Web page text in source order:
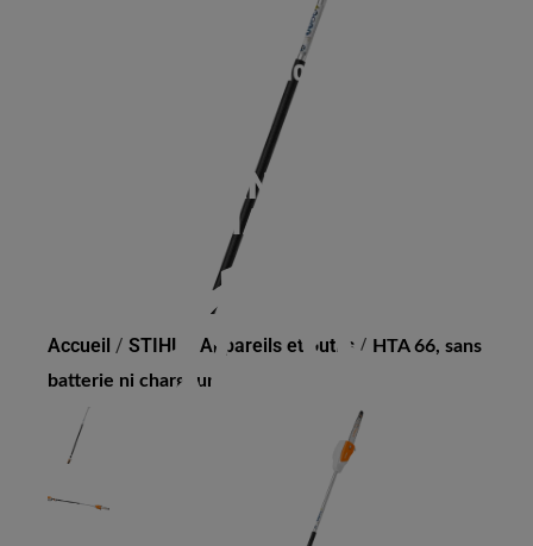
HTA 66, SANS BATTERIE
NI CHARGEUR
Accueil / STIHL Appareils et outils / HTA 66, sans
batterie ni chargeur